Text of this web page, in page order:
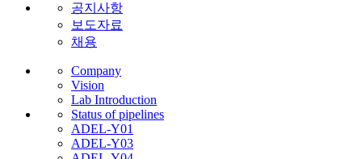
공지사항
보도자료
채용
Company
Vision
Lab Introduction
Status of pipelines
ADEL-Y01
ADEL-Y03